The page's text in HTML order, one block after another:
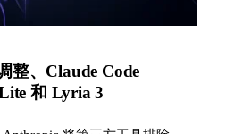
整、Claude Code
和 Lyria 3